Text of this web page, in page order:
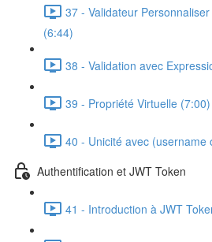
37 - Validateur
(6:44)
38 - Validation avec
39 - Propriété Virtuelle (7:00)
40 - Unicité avec (username
Authentification et JWT Token
41 - Introduction à JWT